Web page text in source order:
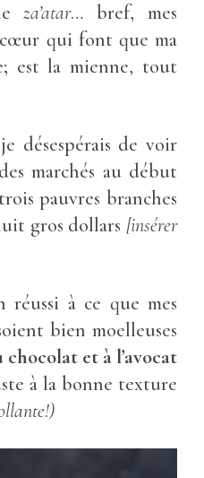
leza’atar… bref, mes
qui font que ma
est la mienne, tout
désespérais de voir
marchés au début
pauvres branches
gros dollars [insérer
à ce que mes
bien moelleuses
chocolat et à l’avocat
à la bonne texture